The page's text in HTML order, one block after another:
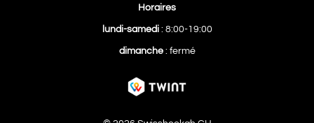
Horaires
lundi-samedi: 8:00-19:00
dimanche: fermé